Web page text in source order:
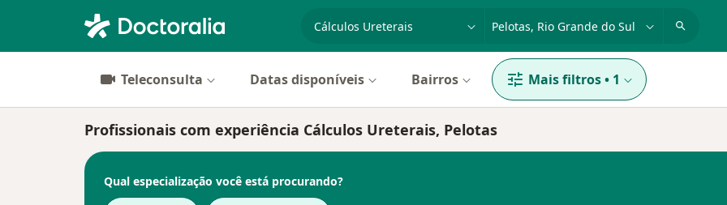
especialidade, doença ou nome
Teleconsulta Datas disponíveis Bairros Mais filtros• 1
Profissionais com experiência Cálculos Ureterais, Pelotas
Qual especialização você está procurando?